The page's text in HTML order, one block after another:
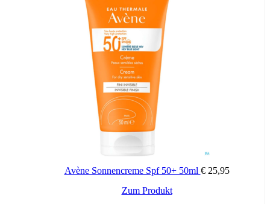
TriAsorB™
Patentierter Sonnenfilterkomplex von Pierre Fabre, der die Haut mit
einem Breitbandschutz vor UVB- und UVA-Strahlen schützt. Er
bietet einen zusätzlichen Schutz vor Hautalterung und
Hyperpigmentierung infolge von kurzwelligem Blue Light.
Hochmolekulare Hyaluronsäure
Nimmt bis zum 1000-fachen seines Gewichts an Wasser auf, um die
Haut intensiv mit Feuchtigkeit zu versorgen.
Erhöht den aufpolsternden Effekt um 12 %*
Avène Sonnencreme Spf 50+ 50ml €25,95
Zum Produkt